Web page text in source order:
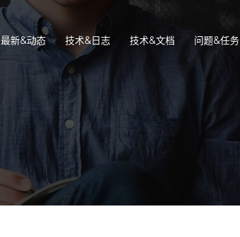
最新&动态 技术&日志 技术&文档 问题&任务